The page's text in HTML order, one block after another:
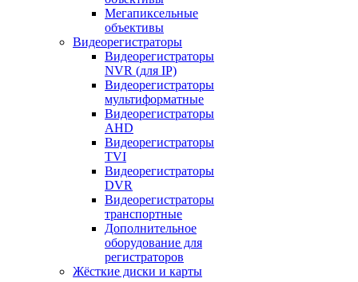
Мегапиксельные
объективы
Видеорегистраторы
Видеорегистраторы
NVR (для IP)
Видеорегистраторы
мультиформатные
Видеорегистраторы
AHD
Видеорегистраторы
TVI
Видеорегистраторы
DVR
Видеорегистраторы
транспортные
Дополнительное
оборудование для
регистраторов
Жёсткие диски и карты